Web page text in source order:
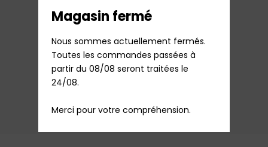
Aube de tambour Lave Linge Bellavita/Far
En stock 6,60
Ajouter au panier
Magasin fermé
Nous sommes actuellement fermés.
Toutes les commandes passées à
partir du 08/08 seront traitées le
24/08.
Merci pour votre compréhension.